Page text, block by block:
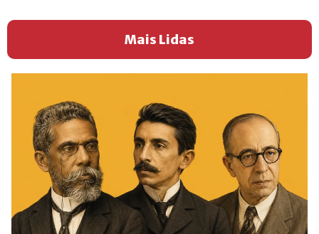
Mais Lidas